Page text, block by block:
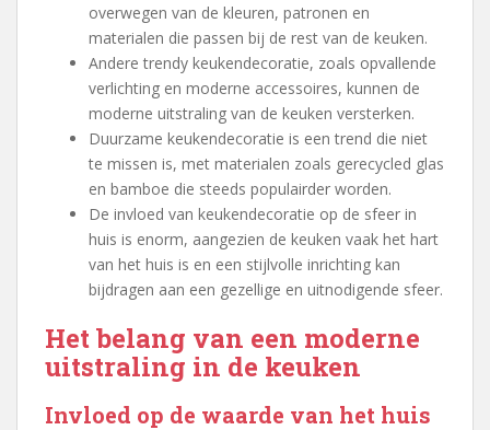
overwegen van de kleuren, patronen en
materialen die passen bij de rest van de keuken.
Andere trendy keukendecoratie, zoals opvallende
verlichting en moderne accessoires, kunnen de
moderne uitstraling van de keuken versterken.
Duurzame keukendecoratie is een trend die niet
te missen is, met materialen zoals gerecycled glas
en bamboe die steeds populairder worden.
De invloed van keukendecoratie op de sfeer in
huis is enorm, aangezien de keuken vaak het hart
van het huis is en een stijlvolle inrichting kan
bijdragen aan een gezellige en uitnodigende sfeer.
Het belang van een moderne
uitstraling in de keuken
Invloed op de waarde van het huis